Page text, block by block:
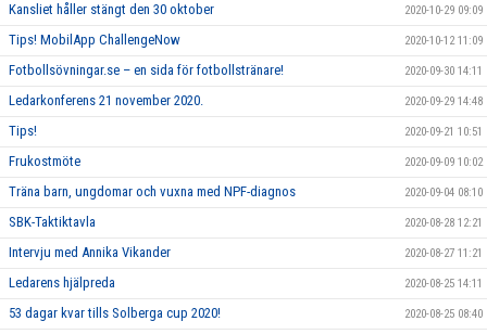
Kansliet håller stängt den 30 oktober 2020-10-29 09:09
Tips! MobilApp ChallengeNow 2020-10-12 11:09
Fotbollsövningar.se – en sida för fotbollstränare! 2020-09-30 14:11
Ledarkonferens 21 november 2020. 2020-09-29 14:48
Tips! 2020-09-21 10:51
Frukostmöte 2020-09-09 10:02
Träna barn, ungdomar och vuxna med NPF-diagnos 2020-09-04 08:10
SBK-Taktiktavla 2020-08-28 12:21
Intervju med Annika Vikander 2020-08-27 11:21
Ledarens hjälpreda 2020-08-25 14:11
53 dagar kvar tills Solberga cup 2020! 2020-08-25 08:40